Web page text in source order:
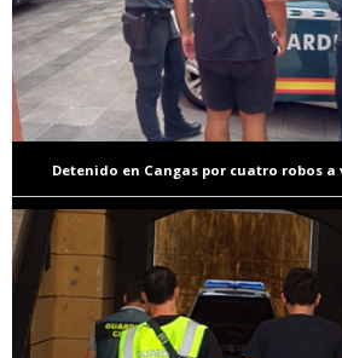
Detenido en Cangas por cuatro robos